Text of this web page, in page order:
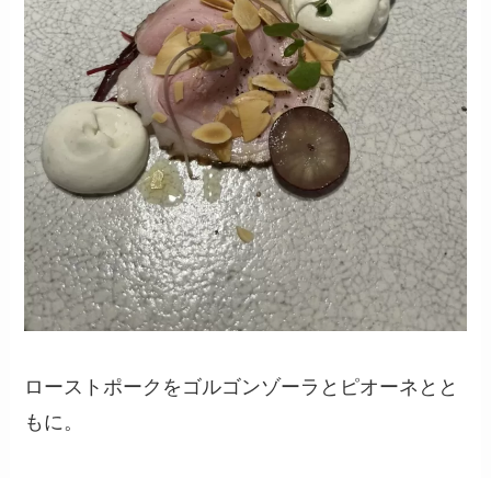
ローストポークをゴルゴンゾーラとピオーネとと
もに。